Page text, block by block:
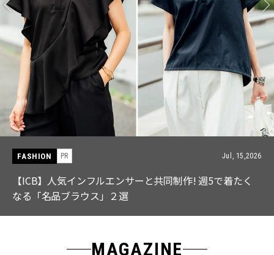
FASHION PR Jul, 15,2026
【ICB】人気インフルエンサーと共同制作! 週5で着たく
なる「名品ブラウス」２選
MAGAZINE